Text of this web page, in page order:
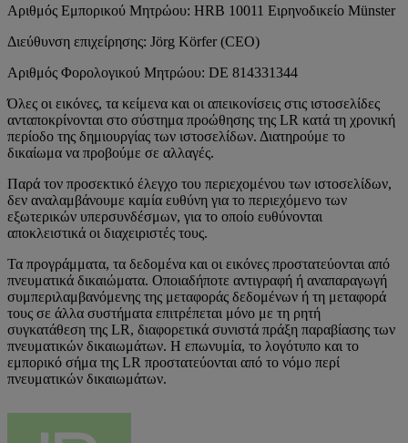
Αριθμός Εμπορικού Μητρώου: HRB 10011 Ειρηνοδικείο Münster
Διεύθυνση επιχείρησης: Jörg Körfer (CEO)
Αριθμός Φορολογικού Μητρώου: DE 814331344
Όλες οι εικόνες, τα κείμενα και οι απεικονίσεις στις ιστοσελίδες
ανταποκρίνονται στο σύστημα προώθησης της LR κατά τη χρονική
περίοδο της δημιουργίας των ιστοσελίδων. Διατηρούμε το
δικαίωμα να προβούμε σε αλλαγές.
Παρά τον προσεκτικό έλεγχο του περιεχομένου των ιστοσελίδων,
δεν αναλαμβάνουμε καμία ευθύνη για το περιεχόμενο των
εξωτερικών υπερσυνδέσμων, για το οποίο ευθύνονται
αποκλειστικά οι διαχειριστές τους.
Τα προγράμματα, τα δεδομένα και οι εικόνες προστατεύονται από
πνευματικά δικαιώματα. Οποιαδήποτε αντιγραφή ή αναπαραγωγή
συμπεριλαμβανόμενης της μεταφοράς δεδομένων ή τη μεταφορά
τους σε άλλα συστήματα επιτρέπεται μόνο με τη ρητή
συγκατάθεση της LR, διαφορετικά συνιστά πράξη παραβίασης των
πνευματικών δικαιωμάτων. Η επωνυμία, το λογότυπο και το
εμπορικό σήμα της LR προστατεύονται από το νόμο περί
πνευματικών δικαιωμάτων.